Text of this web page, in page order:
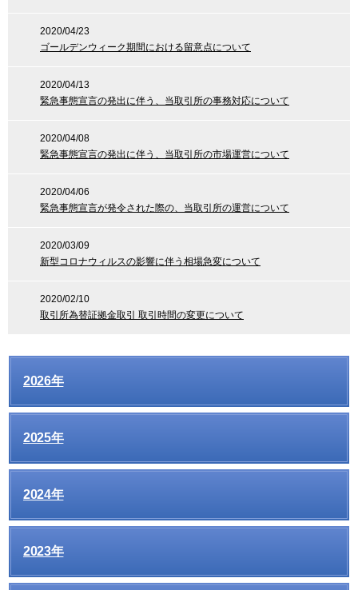
2020/04/23
ゴールデンウィーク期間における留意点について
2020/04/13
緊急事態宣言の発出に伴う、当取引所の事務対応について
2020/04/08
緊急事態宣言の発出に伴う、当取引所の市場運営について
2020/04/06
緊急事態宣言が発令された際の、当取引所の運営について
2020/03/09
新型コロナウィルスの影響に伴う相場急変について
2020/02/10
取引所為替証拠金取引 取引時間の変更について
2026年
2025年
2024年
2023年